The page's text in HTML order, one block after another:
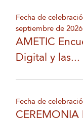
Fecha de
septiembre de 2026
AMETIC
Digital y las...
Fecha de
CEREMONIA